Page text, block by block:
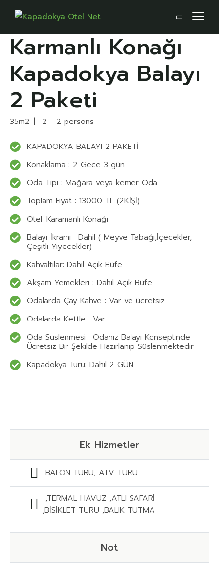
Karmanlı Konağı
Kapadokya Balayı
2 Paketi
35m2 2 - 2 persons
KAPADOKYA BALAYI 2 PAKETİ
Konaklama : 2 Gece 3 gün
Oda Tipi : Mağara veya kemer Oda
Toplam Fiyat : 13000 TL (2KİŞİ)
Otel: Karamanlı Konağı
Balayı İkramı : Dahil ( Meyve Tabağı,İçecekler,
Çeşitli Yiyecekler)
Kahvaltılar: Dahil Açık Büfe
Akşam Yemekleri : Dahil Açık Büfe
Odalarda Çay Kahve : Var ve ücretsiz
Odalarda Kettle : Var
Oda Süslenmesi : Odanız Balayı Konseptinde
Ücretsiz Bir Şekilde Hazırlanıp Süslenmektedir
Kapadokya Turu: Dahil 2 GÜN
Ek Hizmetler
BALON TURU, ATV TURU
,TERMAL HAVUZ ,ATLI SAFARİ
,BİSİKLET TURU ,BALIK TUTMA
Not